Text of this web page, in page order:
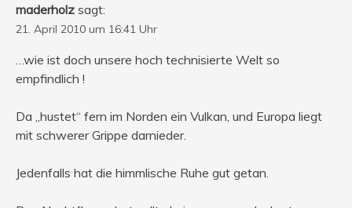
maderholz sagt:
21. April 2010 um 16:41 Uhr
…wie ist doch unsere hoch technisierte Welt so
empfindlich !
Da „hustet“ fern im Norden ein Vulkan, und Europa liegt
mit schwerer Grippe darnieder.
Jedenfalls hat die himmlische Ruhe gut getan.